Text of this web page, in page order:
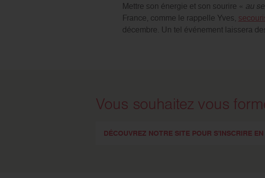
Mettre son énergie et son sourire « au
France, comme le rappelle Yves,
décembre. Un tel événement laissera
Vous souhaitez vous
DÉCOUVREZ NOTRE SITE POUR S'INSCRIRE